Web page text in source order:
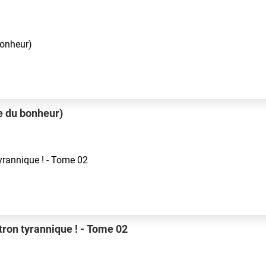
du bonheur)
tyrannique ! - Tome 02